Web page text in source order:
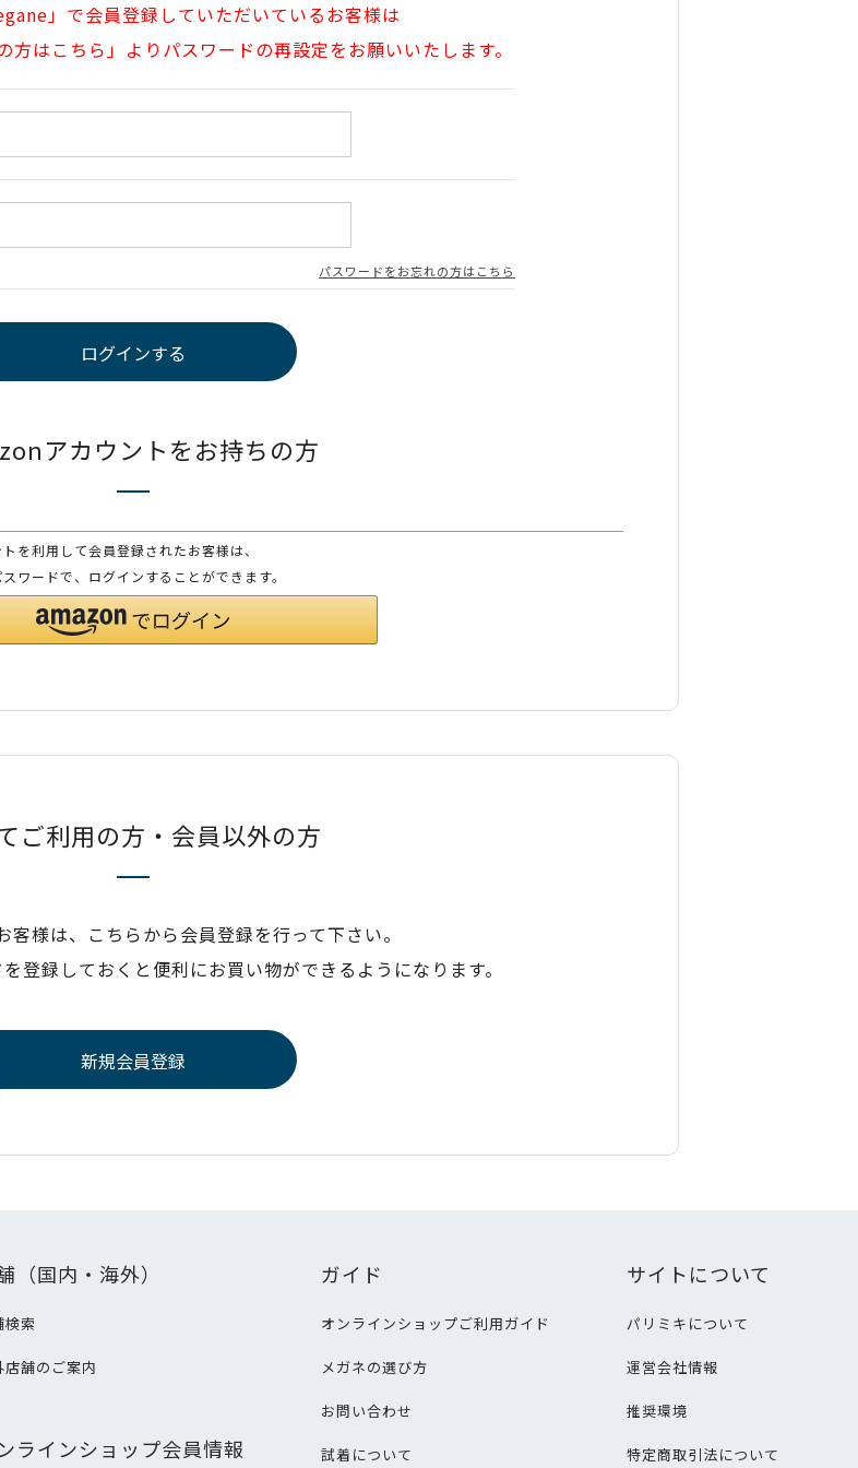
」で会員登録していただいているお客様は
はこちら」よりパスワードの再設定をお願いいたします。
パスワードをお忘れの方はこちら
アカウントをお持ちの方
を利用して会員登録されたお客様は、
ワードで、ログインすることができます。
ご利用の方・会員以外の方
客様は、こちらから会員登録を行って下さい。
登録しておくと便利にお買い物ができるようになります。
（国内・海外）
検索
店舗のご案内
ラインショップ会員情報
ガイド
オンラインショップご利用ガイド
メガネの選び方
お問い合わせ
試着について
サイトについて
パリミキについて
運営会社情報
推奨環境
特定商取引法について